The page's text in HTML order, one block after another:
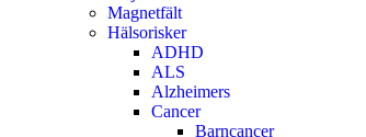
Magnetfält
Hälsorisker
ADHD
ALS
Alzheimers
Cancer
Barncancer